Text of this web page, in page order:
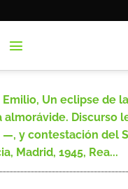
Emilio, Un eclipse de
almorávide. Discurso
y contestación del
Madrid, 1945, Rea...